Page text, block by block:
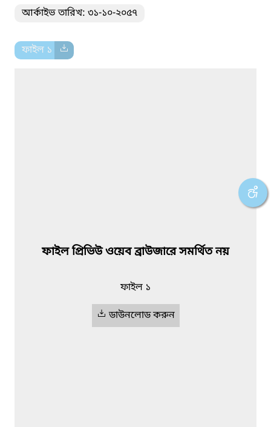
আর্কাইভ তারিখ: ৩১-১০-২০৫৭
ফাইল ১
ফাইল প্রিভিউ ওয়েব ব্রাউজারে সমর্থিত নয়
ফাইল ১
ডাউনলোড করুন